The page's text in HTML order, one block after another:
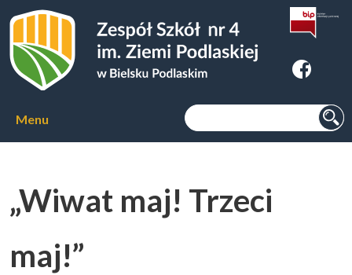
Zespoł Szkół nr 4 im. Ziemi
Podlaskiej w Bielsku Podlaskim
Szukaj:
Menu
O szkole
Kierunki kształcenia
„Wiwat maj! Trzeci
maj!”